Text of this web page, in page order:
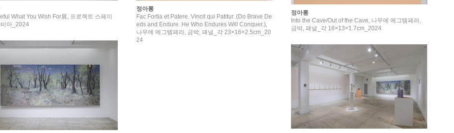
What You Wish For展, 프로젝트 스페이
아_2024
정아롱
Fac Fortia et Patere. Vincit qui Patitur. (Do Brave De
eds and Endure. He Who Endures Will Conquer.),
나무에 에그템페라, 금박, 패널_각 23×16×2.5cm_20
24
정아롱
Into the Cave/Out of the Cave, 나무에 에그템페라,
금박, 패널_각 16×13×1.7cm_2024